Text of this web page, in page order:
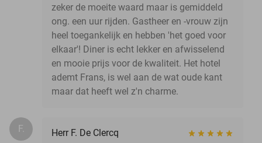
zeker de moeite waard maar is gemiddeld
ong. een uur rijden. Gastheer en -vrouw zijn
heel toegankelijk en hebben 'het goed voor
elkaar'! Diner is echt lekker en afwisselend
en mooie prijs voor de kwaliteit. Het hotel
ademt Frans, is wel aan de wat oude kant
maar dat heeft wel z'n charme.
F.
Herr F. De Clercq